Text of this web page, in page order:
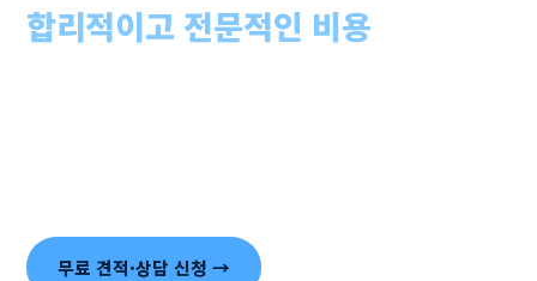
합리적이고 전문적인 비용
무료 견적·상담 신청 →